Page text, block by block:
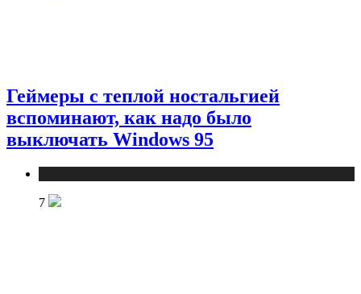
Геймеры с теплой ностальгией
вспоминают, как надо было
выключать Windows 95
7